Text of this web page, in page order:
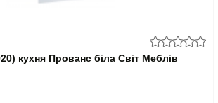
кухня Прованс біла Світ Меблів